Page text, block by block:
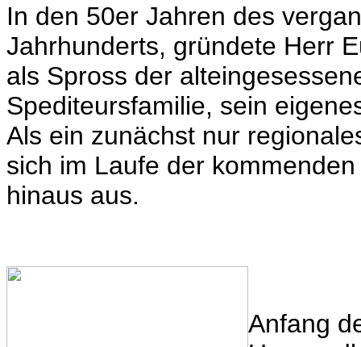
In den 50er Jahren des
Jahrhunderts, gründete Herr
als Spross der
Spediteursfamilie, sein
Als ein zunächst nur
sich im Laufe der
hinaus aus.
Anfang